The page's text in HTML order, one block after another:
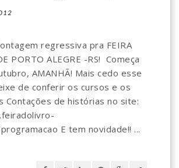
regressiva pra FEIRA
PORTO ALEGRE -RS! Começa
AMANHÃ! Mais cedo esse
de conferir os cursos e os
Contações de histórias no site:
E tem novidade!! ...